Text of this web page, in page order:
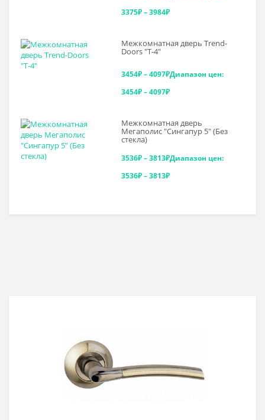
3375₽ – 3984₽
Межкомнатная дверь Trend-
Doоrs "Т-4"
3454₽–4097₽Диапазон цен:
3454₽ – 4097₽
Межкомнатная дверь
Мегаполис "Сингапур 5" (Без
стекла)
3536₽–3813₽Диапазон цен:
3536₽ – 3813₽